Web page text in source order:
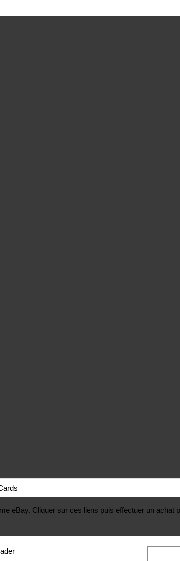
eBay. Cliquer sur ces liens puis effectuer un achat